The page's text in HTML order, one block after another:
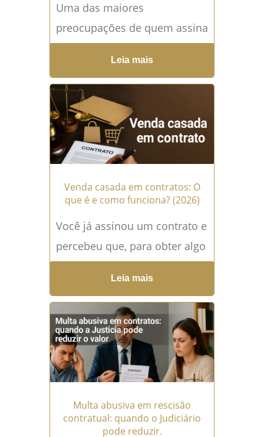
Uma das maiores
preocupações de quem assina
um contrato de locação é cair
em armadilhas escondidas
em cláusulas que, muitas
vezes, o...
Leia mais →
Leia mais
Venda casada em contratos: O
que é e como funciona? (2026)
Você já assinou um contrato e
percebeu que, para obter algo
desejado, foi obrigado a
aceitar outro serviço ou
produto que não...Leia mais
→
Leia mais
Multa abusiva em rescisão
contratual: quando o Judiciário
pode reduzir.